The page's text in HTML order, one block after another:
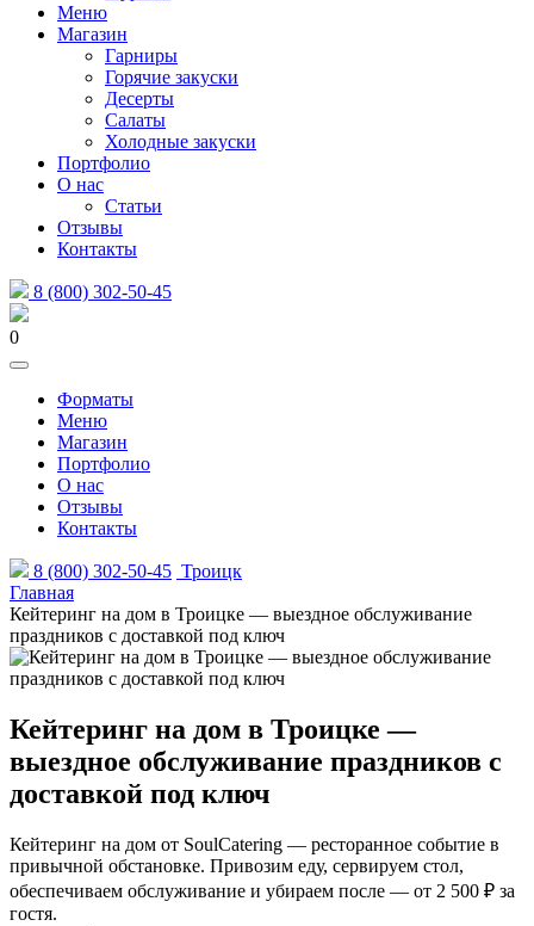
Меню
Магазин
Гарниры
Горячие закуски
Десерты
Салаты
Холодные закуски
Портфолио
О нас
Статьи
Отзывы
Контакты
8 (800) 302-50-45
0
Форматы
Меню
Магазин
Портфолио
О нас
Отзывы
Контакты
8 (800) 302-50-45 Троицк
Главная
Кейтеринг на дом в Троицке — выездное обслуживание
праздников с доставкой под ключ
Кейтеринг на дом в Троицке —
выездное обслуживание праздников с
доставкой под ключ
Кейтеринг на дом от SoulCatering — ресторанное событие в
привычной обстановке. Привозим еду, сервируем стол,
обеспечиваем обслуживание и убираем после — от 2 500 ₽ за
гостя.